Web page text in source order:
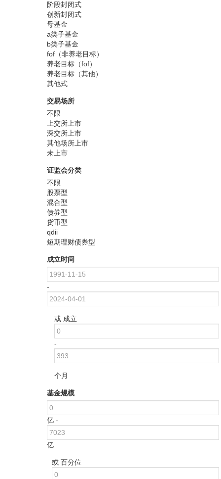
阶段封闭式
创新封闭式
母基金
a类子基金
b类子基金
fof（非养老目标）
养老目标（fof）
养老目标（其他）
其他式
交易场所
不限
上交所上市
深交所上市
其他场所上市
未上市
证监会分类
不限
股票型
混合型
债券型
货币型
qdii
短期理财债券型
成立时间
-
或 成立
-
个月
基金规模
亿 -
亿
或 百分位